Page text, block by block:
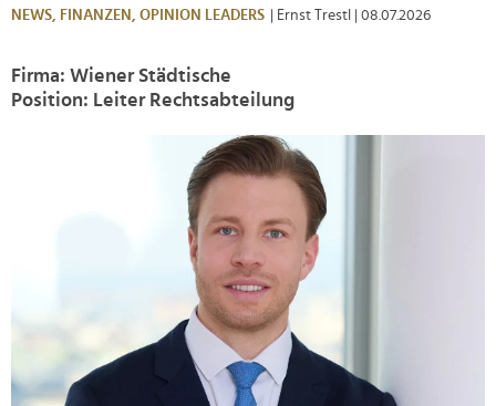
NEWS, FINANZEN, OPINION LEADERS | Ernst Trestl | 08.07.2026
Firma: Wiener Städtische
Position: Leiter Rechtsabteilung